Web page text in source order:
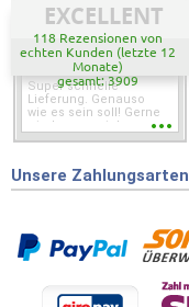
EXCELLENT
118 Rezensionen von
echten Kunden (letzte 12
Monate)
gesamt: 3909
Super schnelle
Lieferung. Genauso
wie es sein soll! Gerne
wieder wenn ich was
Unsere Zahlungsarten